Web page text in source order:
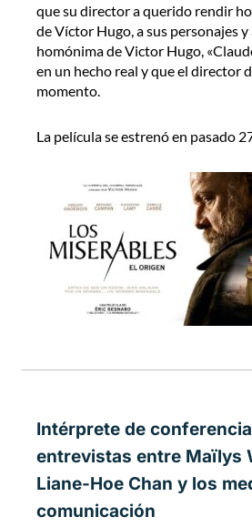
que su director a querido rendir
de Víctor Hugo, a sus personajes y
homónima de Victor Hugo,
en un hecho real y que el director
momento.
La película se estrenó en pasado
Intérprete de
entrevistas entre Maïlys
Liane-Hoe Chan y los
comunicación